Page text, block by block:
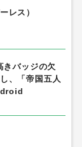
レス）
バッジの欠
、「帝国五人